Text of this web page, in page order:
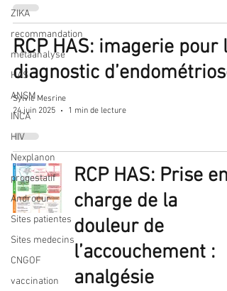
ZIKA
recommandation
métaanalyse
HAS
ANSM
INCA
HIV
Nexplanon
progestatif
Androcur
Sites patientes
Sites medecins
CNGOF
vaccination
RCP HAS: imagerie pour le
diagnostic d’endométriose
Sylvie Mesrine
24 juin 2025
1 min de lecture
RCP HAS: Prise en
charge de la
douleur de
l’accouchement :
analgésie